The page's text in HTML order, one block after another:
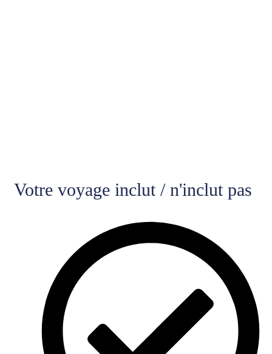
Votre voyage inclut / n'inclut pas